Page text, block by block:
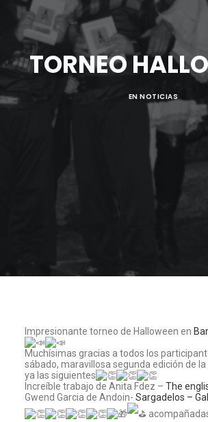
TORNEO
ENNOTICIAS
Impresionante torneo de Halloween en
Muchísimas gracias a todos los
sábado, maravillosa segunda edición de
ya las siguientes
Increíble trabajo de Anita Fdez – The
Gwend Garcia de Andoin- Sargadelos –